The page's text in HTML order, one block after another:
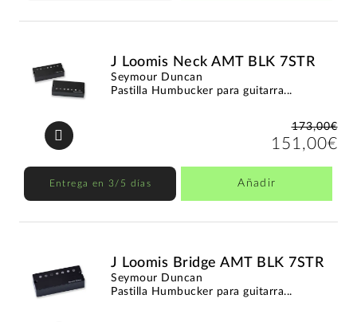
J Loomis Neck AMT BLK 7STR
Seymour Duncan
Pastilla Humbucker para guitarra...
173,00€
151,00€
Entrega en 3/5 días Añadir
J Loomis Bridge AMT BLK 7STR
Seymour Duncan
Pastilla Humbucker para guitarra...